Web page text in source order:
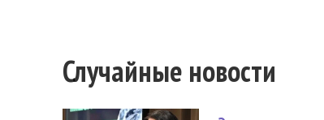
Случайные новости